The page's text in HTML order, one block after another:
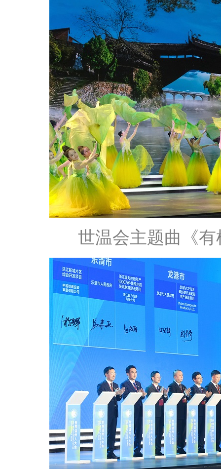
世温会主题曲《